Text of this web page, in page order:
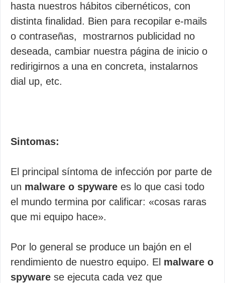
hasta nuestros hábitos cibernéticos, con
distinta finalidad. Bien para recopilar e-mails
o contraseñas, mostrarnos publicidad no
deseada, cambiar nuestra página de inicio o
redirigirnos a una en concreta, instalarnos
dial up, etc.
Sintomas:
El principal síntoma de infección por parte de
un malware o spyware es lo que casi todo
el mundo termina por calificar: «cosas raras
que mi equipo hace».
Por lo general se produce un bajón en el
rendimiento de nuestro equipo. El malware o
spyware se ejecuta cada vez que